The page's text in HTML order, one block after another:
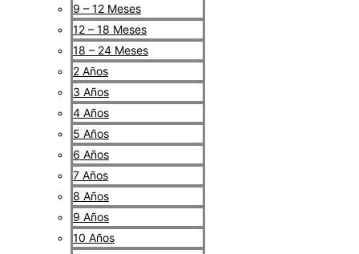
9 – 12 Meses
12 – 18 Meses
18 – 24 Meses
2 Años
3 Años
4 Años
5 Años
6 Años
7 Años
8 Años
9 Años
10 Años